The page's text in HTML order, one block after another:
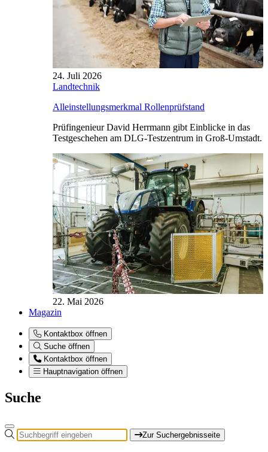
24. Juli 2026
Landtechnik
Alleinstellungsmerkmal Rollenprüfstand
Prüfingenieur David Herrmann gibt Einblicke in das
Testgeschehen am DLG-Testzentrum in Groß-Umstadt.
22. Mai 2026
Magazin
Kontaktbox öffnen
Suche öffnen
Kontaktbox öffnen
Hauptnavigation öffnen
Suche
Zur Suchergebnisseite